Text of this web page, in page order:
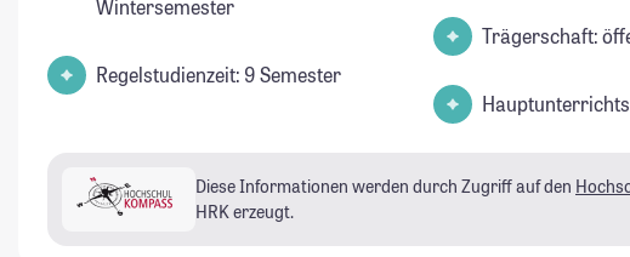
Wintersemester
Regelstudienzeit: 9 Semester
Trägerschaft:
Diese Informationen werden durch Zugriff auf den
HRK erzeugt.